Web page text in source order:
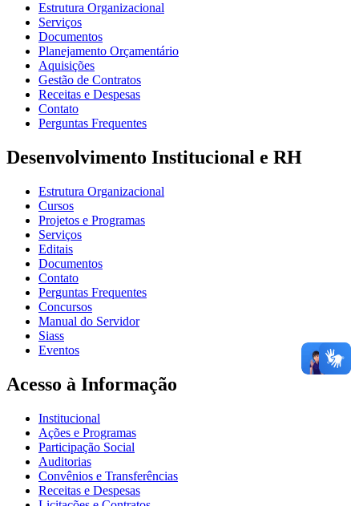
Estrutura Organizacional
Serviços
Documentos
Planejamento Orçamentário
Aquisições
Gestão de Contratos
Receitas e Despesas
Contato
Perguntas Frequentes
Desenvolvimento Institucional e RH
Estrutura Organizacional
Cursos
Projetos e Programas
Serviços
Editais
Documentos
Contato
Perguntas Frequentes
Concursos
Manual do Servidor
Siass
Eventos
Acesso à Informação
Institucional
Ações e Programas
Participação Social
Auditorias
Convênios e Transferências
Receitas e Despesas